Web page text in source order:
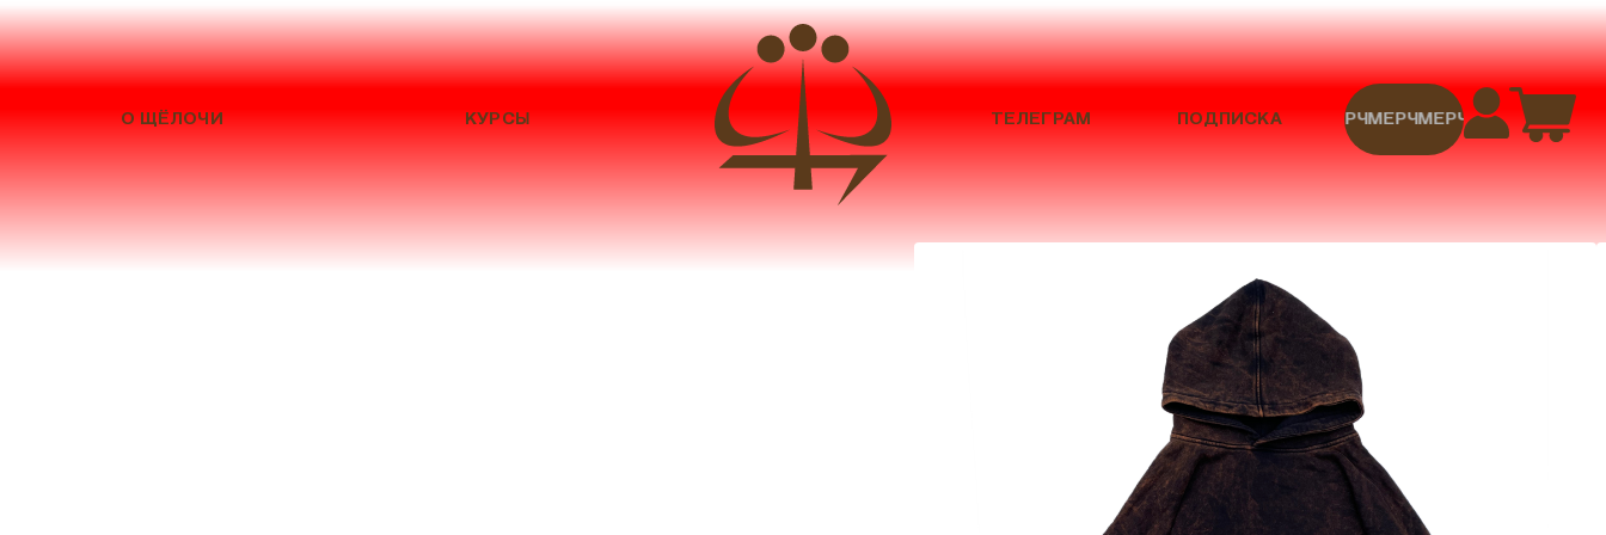
О ЩЁЛОЧИ КУРСЫ ТЕЛЕГРАМ ПОДПИСКА МЕРЧМЕРЧМЕРЧМЕРЧМЕРЧ